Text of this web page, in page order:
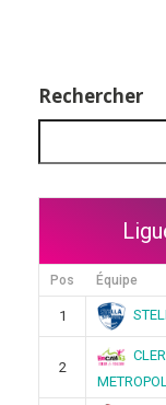
Rechercher
Pos Équipe
1
2